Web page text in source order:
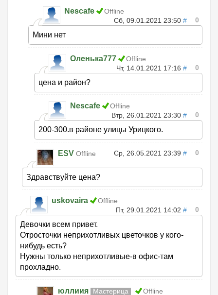
Nescafe
Offline
Сб, 09.01.2021 23:50 # 0
Мини нет
Оленька777
Offline
Чт, 14.01.2021 17:16 # 0
цена и район?
Nescafe
Offline
Втр, 26.01.2021 23:30 # 0
200-300.в районе улицы Урицкого.
ESV Offline Ср, 26.05.2021 23:39 # 0
Здравствуйте цена?
uskovaira
Offline
Пт, 29.01.2021 14:02 # 0
Девочки всем привет.
Отросточки неприхотливых цветочков у кого-
нибудь есть?
Нужны только неприхотливые-в офис-там
прохладно.
юллиия Мастерица Offline